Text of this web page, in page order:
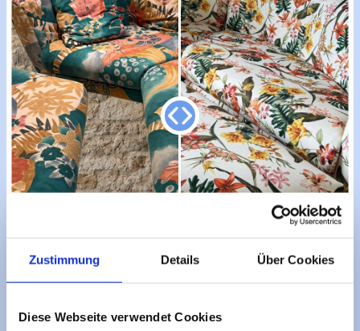
Zustimmung Details Über Cookies
Diese Webseite verwendet Cookies